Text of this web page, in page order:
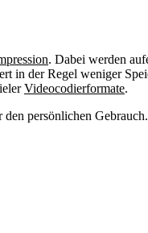
. Dabei werden
in der Regel weniger
Videocodierformate.
persönlichen